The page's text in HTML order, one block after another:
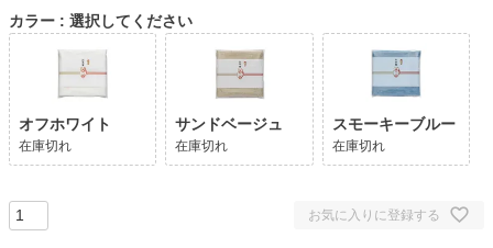
)
カラー 選択してください
オフホワイト
在庫切れ
サンドベージュ
在庫切れ
スモーキーブルー
在庫切れ
お気に入りに登録する